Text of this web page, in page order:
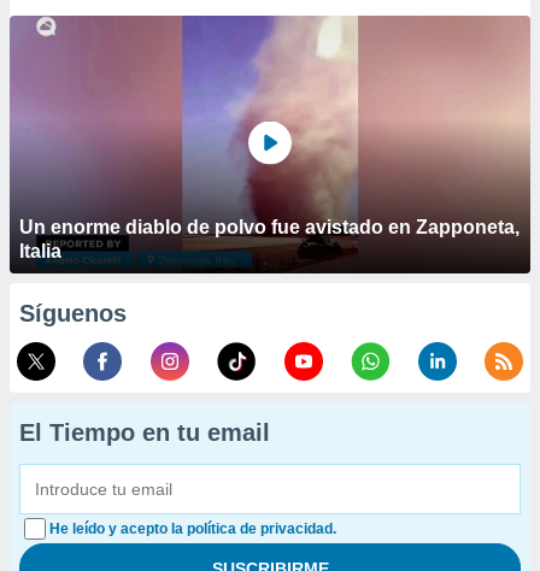
Un enorme diablo de polvo fue avistado en Zapponeta,
Italia
Síguenos
El Tiempo en tu email
He leído y acepto la política de privacidad.